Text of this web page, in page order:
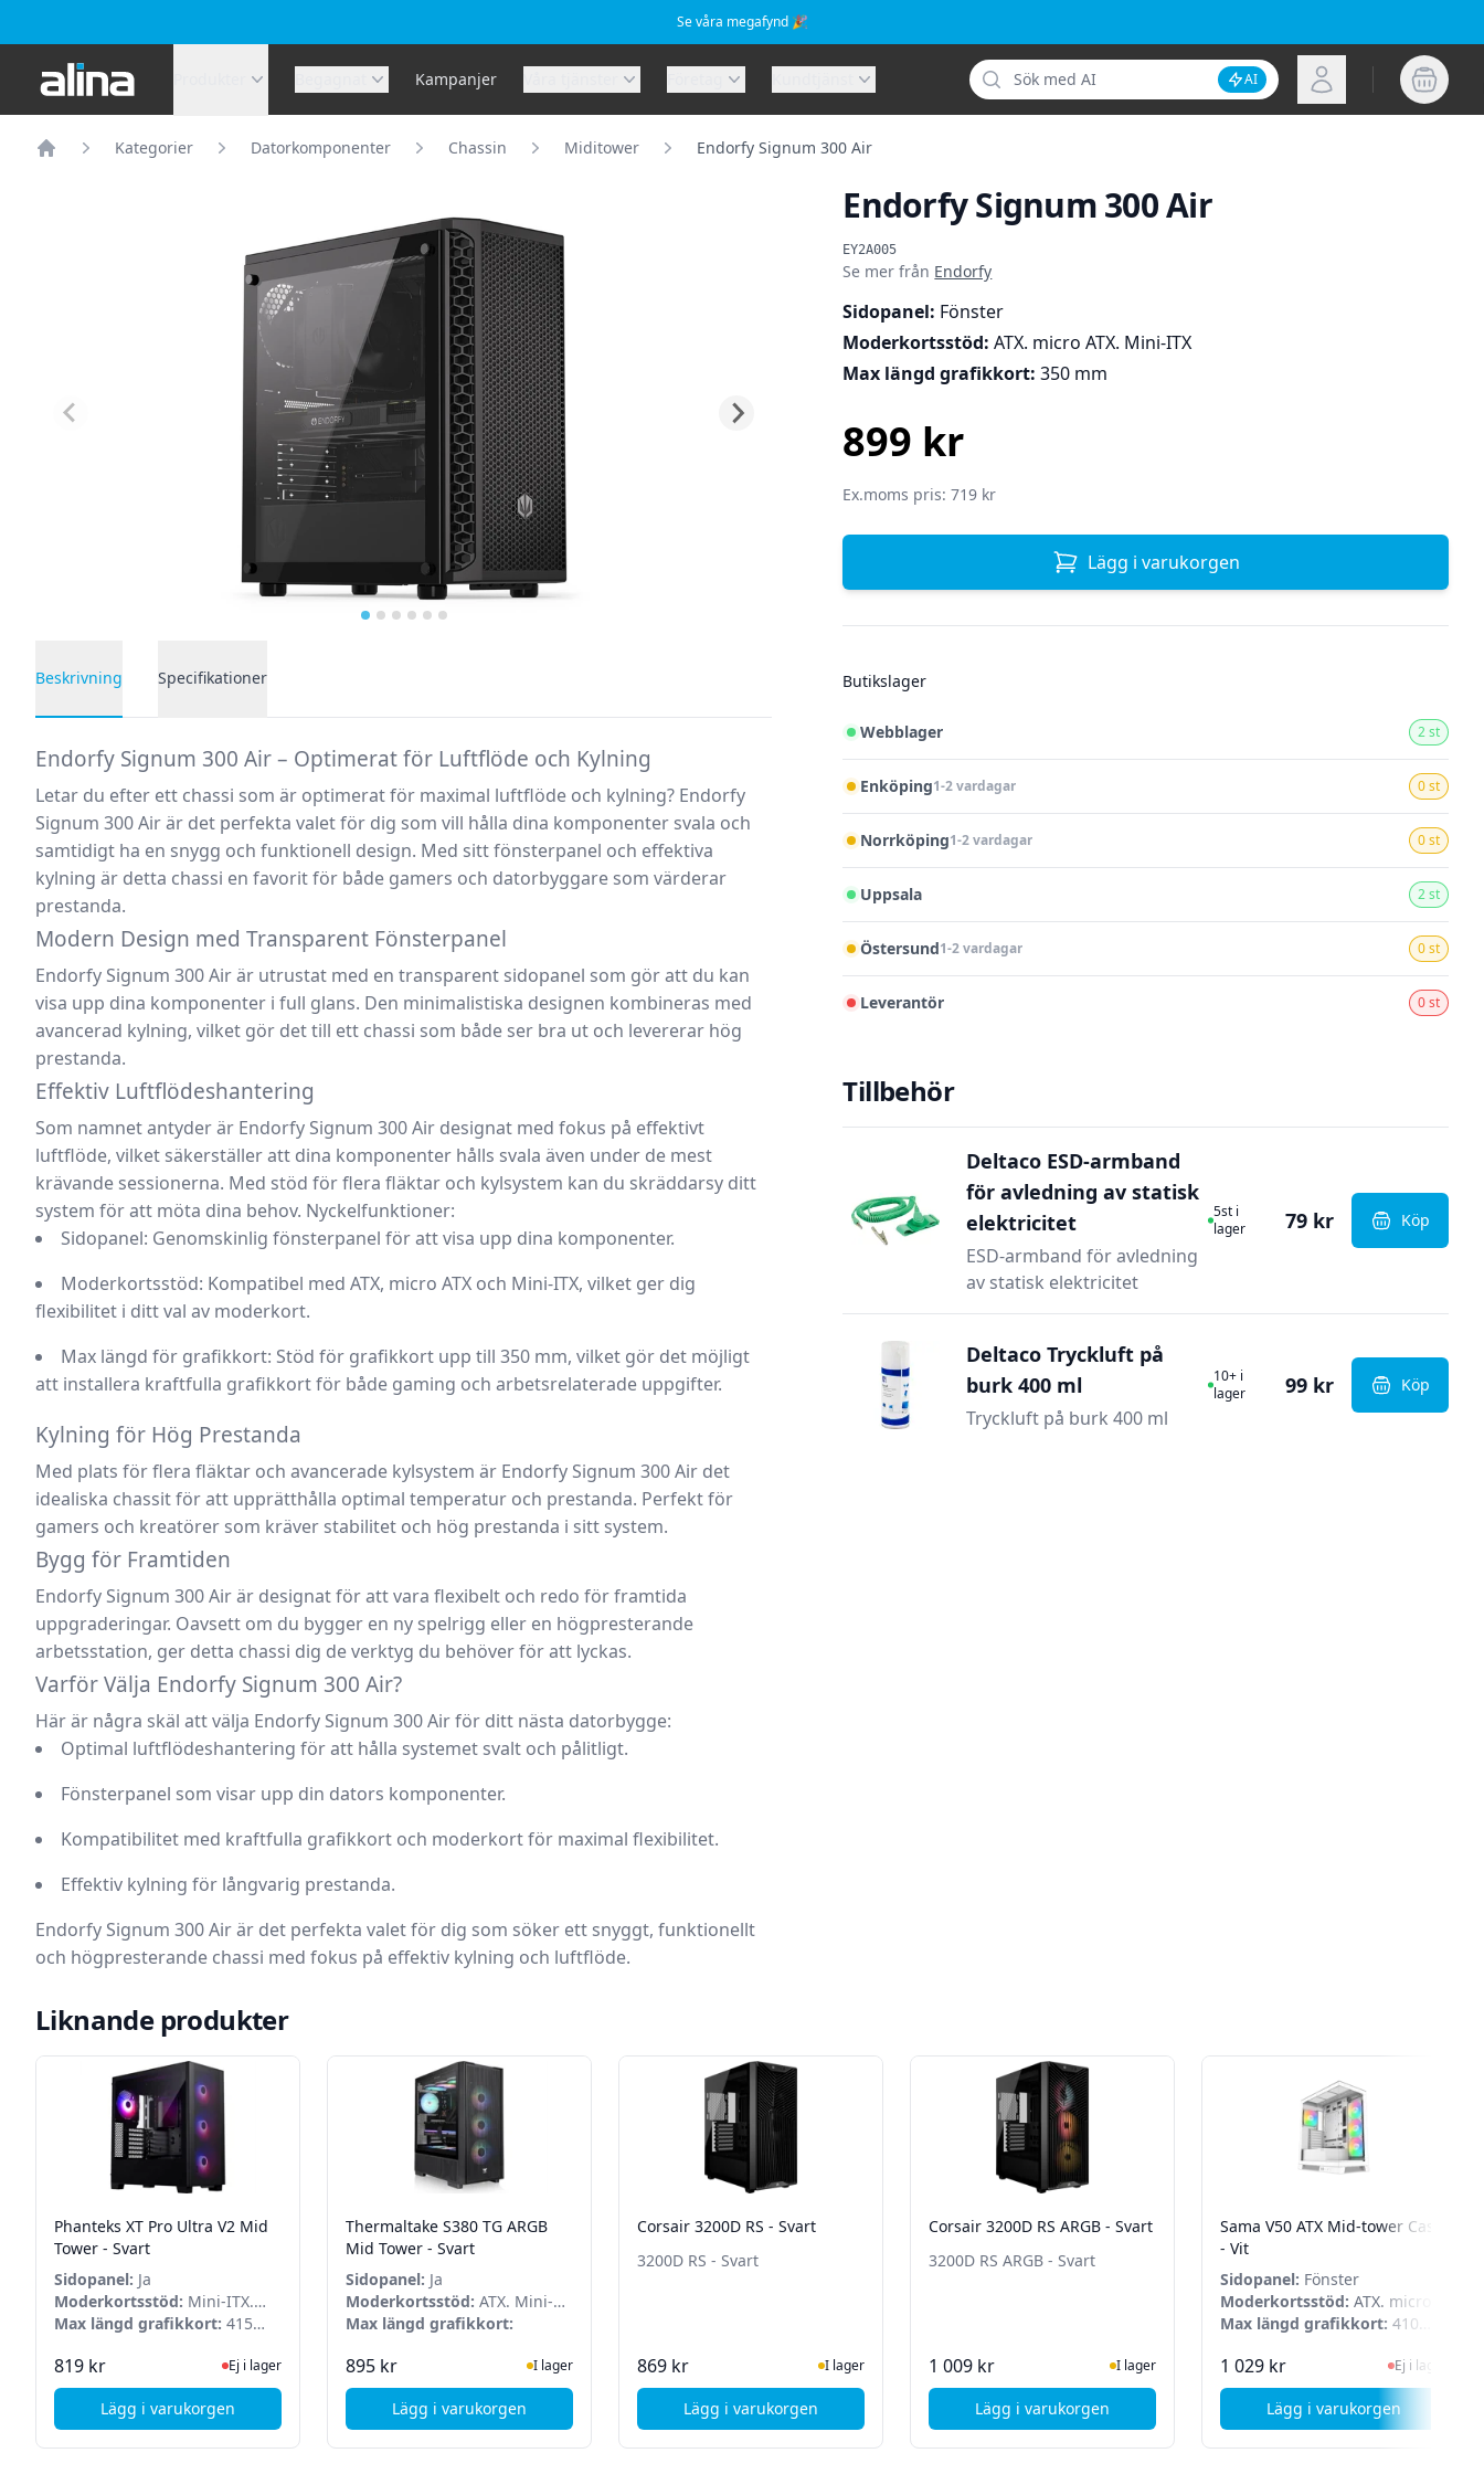
Se våra megafynd 🎉
Alina.se Kampanjer
Sök
Inaktivera AI-sökning
AI Logga in
Kategorier Datorkomponenter Chassin Miditower Endorfy Signum 300 Air
Endorfy Signum 300 Air
EY2A005
Produktinformation
Se mer från Endorfy
Sidopanel: Fönster
Moderkortsstöd: ATX. micro ATX. Mini-ITX
Max längd grafikkort: 350 mm
899 kr
Ex.moms pris: 719 kr
Lägg i varukorgen
Butikslager
Webblager 2 st
Enköping1-2 vardagar 0 st
Norrköping1-2 vardagar 0 st
Uppsala 2 st
Östersund1-2 vardagar 0 st
Leverantör 0 st
Tillbehör
Deltaco ESD-armband
för avledning av statisk
elektricitet
ESD-armband för avledning
av statisk elektricitet
I Lager
5st i
lager
79 kr Köp
, Deltaco
Deltaco Tryckluft på
burk 400 ml
Tryckluft på burk 400 ml
I Lager
10+ i
lager
99 kr Köp
, Deltaco
Beskrivning Specifikationer
Endorfy Signum 300 Air – Optimerat för Luftflöde och Kylning
Letar du efter ett chassi som är optimerat för maximal luftflöde och kylning? Endorfy
Signum 300 Airär det perfekta valet för dig som vill hålla dina komponenter svala och
samtidigt ha en snygg och funktionell design. Med sittfönsterpanel och effektiva
kylning är detta chassi en favorit för både gamers och datorbyggare som värderar
prestanda.
Modern Design med Transparent Fönsterpanel
Endorfy Signum 300 Airär utrustat med en transparent sidopanel som gör att du kan
visa upp dina komponenter i full glans. Den minimalistiska designen kombineras med
avancerad kylning, vilket gör det till ett chassi som både ser bra ut och levererar hög
prestanda.
Effektiv Luftflödeshantering
Som namnet antyder är Endorfy Signum 300 Air designat med fokus på effektivt
luftflöde, vilket säkerställer att dina komponenter hålls svala även under de mest
krävande sessionerna. Med stöd för flera fläktar och kylsystem kan du skräddarsy ditt
system för att möta dina behov. Nyckelfunktioner:
Sidopanel: Genomskinlig fönsterpanel för att visa upp dina komponenter.
Moderkortsstöd: Kompatibel med ATX, micro ATX och Mini-ITX, vilket ger dig
flexibilitet i ditt val av moderkort.
Max längd för grafikkort: Stöd för grafikkort upp till 350 mm, vilket gör det möjligt
att installera kraftfulla grafikkort för både gaming och arbetsrelaterade uppgifter.
Kylning för Hög Prestanda
Med plats för flera fläktar och avancerade kylsystem är Endorfy Signum 300 Air det
idealiska chassit för att upprätthålla optimal temperatur och prestanda. Perfekt för
gamers och kreatörer som kräver stabilitet och hög prestanda i sitt system.
Bygg för Framtiden
Endorfy Signum 300 Airär designat för att vara flexibelt och redo för framtida
uppgraderingar. Oavsett om du bygger en ny spelrigg eller en högpresterande
arbetsstation, ger detta chassi dig de verktyg du behöver för att lyckas.
Varför Välja Endorfy Signum 300 Air?
Här är några skäl att välja Endorfy Signum 300 Airför ditt nästa datorbygge:
Optimal luftflödeshantering för att hålla systemet svalt och pålitligt.
Fönsterpanel som visar upp din dators komponenter.
Kompatibilitet med kraftfulla grafikkort och moderkort för maximal flexibilitet.
Effektiv kylning för långvarig prestanda.
Endorfy Signum 300 Airär det perfekta valet för dig som söker ett snyggt, funktionellt
och högpresterande chassi med fokus på effektiv kylning och luftflöde.
Liknande produkter
Phanteks XT Pro Ultra V2 Mid
Tower - Svart
Sidopanel: Ja
Moderkortsstöd: Mini-ITX.
micro-ATX. ATX. E-ATX
Max längd grafikkort: 415
819 kr Ej i lager, besök produktsidan för senaste status
Ej i lager
Lägg i varukorgen, Phanteks XT Pro Ultra V2 Mid Tower - Svart
Thermaltake S380 TG ARGB
Mid Tower - Svart
Sidopanel: Ja
Moderkortsstöd: ATX. Mini-
ITX. microATX
Max längd grafikkort:
895 kr I lager
Lägg i varukorgen, Thermaltake S380 TG ARGB Mid Tower - Svart
Corsair 3200D RS - Svart
3200D RS - Svart
869 kr I lager
Lägg i varukorgen, Corsair 3200D RS - Svart
Corsair 3200D RS ARGB - Svart
3200D RS ARGB - Svart
1 009 kr I lager
Lägg i varukorgen, Corsair 3200D RS ARGB - Svart
Sama V50 ATX Mid-tower Case
- Vit
Sidopanel: Fönster
Moderkortsstöd: ATX. micro
ATX. Mini-ITX
Max längd grafikkort: 410
1 029 kr Ej i lager, besök
Ej i lager
Lägg i varukorgen
, Sama V50 ATX